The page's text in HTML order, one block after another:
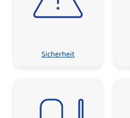
Sicherheit